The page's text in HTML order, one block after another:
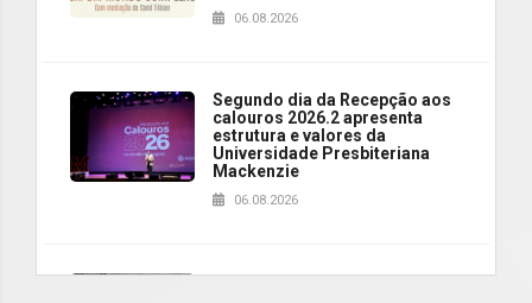
06.08.2026
Segundo dia da Recepção aos
calouros 2026.2 apresenta
estrutura e valores da
Universidade Presbiteriana
Mackenzie
06.08.2026